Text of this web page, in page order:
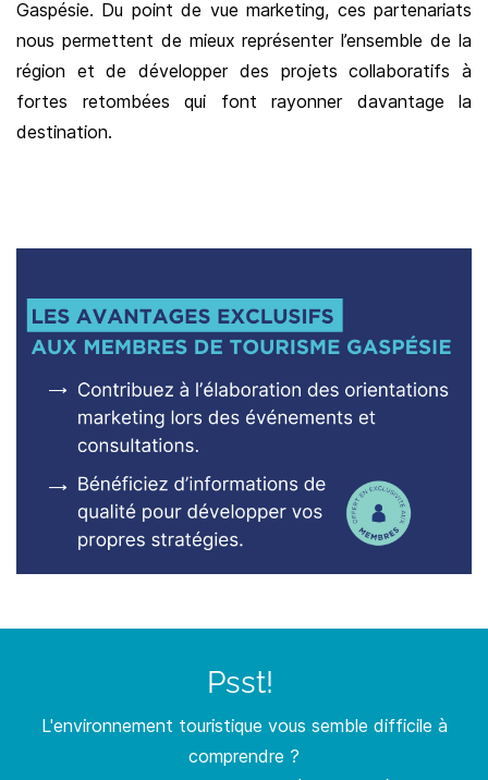
Gaspésie. Du point de vue marketing, ces partenariats
nous permettent de mieux représenter l’ensemble de la
région et de développer des projets collaboratifs à
fortes retombées qui font rayonner davantage la
destination.
Psst!
L'environnement touristique vous semble difficile à
comprendre ?